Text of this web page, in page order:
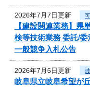
2026年7月7日更新
【建設関連業務】県
検等技術業務 委託/
一般競争入札公告
2026年7月6日更新
岐阜県立岐阜希望が